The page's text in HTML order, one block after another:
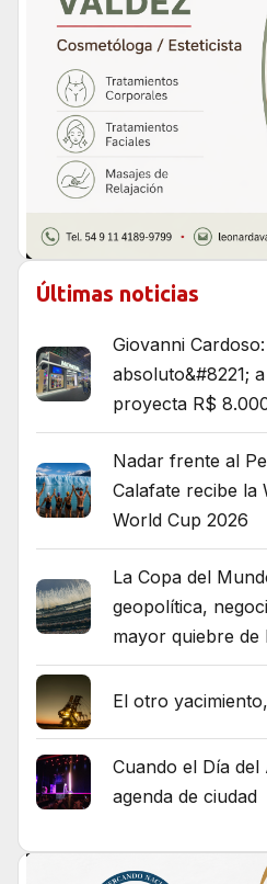
Últimas noticias
Giovanni
absoluto&#8221;
proyecta R$
Nadar frente al
Calafate recibe la
World Cup 2026
La Copa del
geopolítica,
mayor quiebre de
El otro
Cuando el Día
agenda de ciudad